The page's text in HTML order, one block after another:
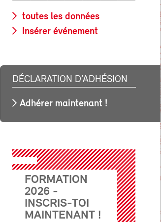
toutes les données
Insérer événement
DÉCLARATION D’ADHÉSION
Adhérer maintenant !
FORMATION
2026 -
INSCRIS-TOI
MAINTENANT !